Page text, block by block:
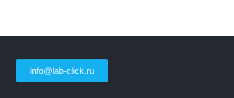
info@lab-click.ru